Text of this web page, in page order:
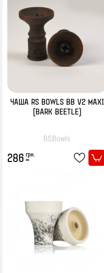
ЧАША RS BOWLS BB V2 MAXI
(BARK BEETLE)
RSBowls
286 грн.